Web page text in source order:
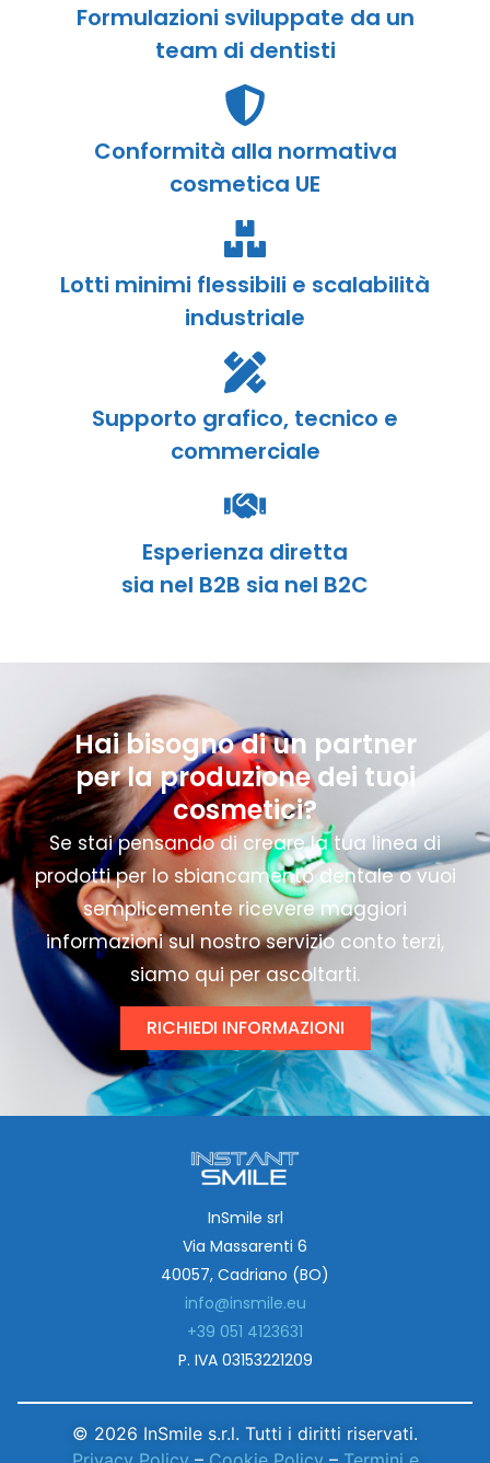
Formulazioni sviluppate da un
team di dentisti
Conformità alla normativa
cosmetica UE
Lotti minimi flessibili e scalabilità
industriale
Supporto grafico, tecnico e
commerciale
Esperienza diretta
sia nel B2B sia nel B2C
Hai bisogno di un partner
per la produzione dei tuoi
cosmetici?
Se stai pensando di creare la tua linea di
prodotti per lo sbiancamento dentale o vuoi
semplicemente ricevere maggiori
informazioni sul nostro servizio conto terzi,
siamo qui per ascoltarti.
RICHIEDI INFORMAZIONI
InSmile srl
Via Massarenti 6
40057, Cadriano (BO)
info@insmile.eu
+39 051 4123631
P. IVA 03153221209
© 2026 InSmile s.r.l. Tutti i diritti riservati.